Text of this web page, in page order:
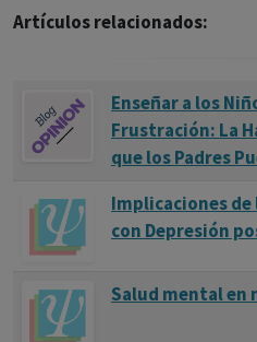
Artículos relacionados:
Enseñar a los
Frustración: La
que los Padres
Implicaciones
con Depresión
Salud mental en